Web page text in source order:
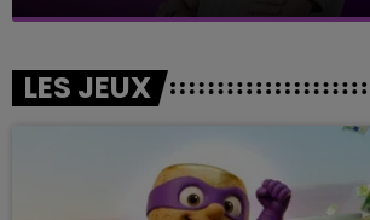
LES JEUX